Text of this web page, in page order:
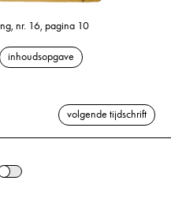
nr. 16, pagina 10
inhoudsopgave
volgende tijdschrift